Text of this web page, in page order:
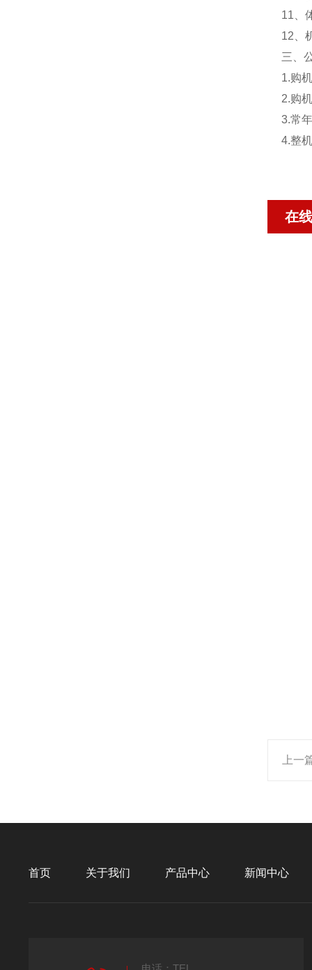
11、
12、
三、
1.购
2.购
3.常
4.整
在
上一
首页 关于我们 产品中心 新闻中心